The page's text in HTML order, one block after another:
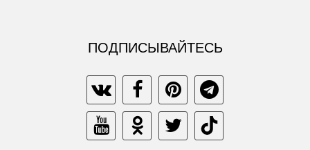
ПОДПИСЫВАЙТЕСЬ